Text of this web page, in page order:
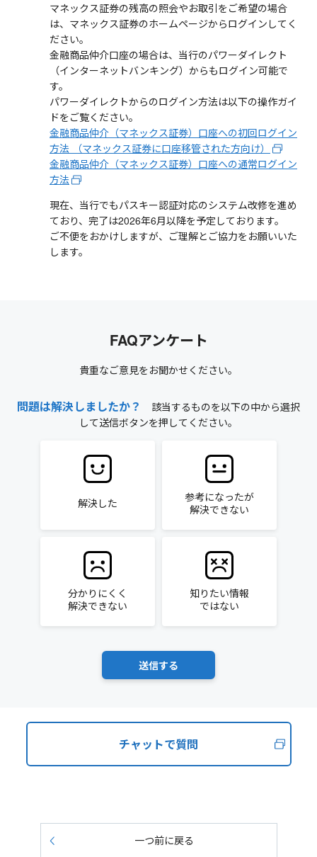
マネックス証券の残高の照会やお取引をご希望の場合
は、マネックス証券のホームページからログインしてく
ださい。
金融商品仲介口座の場合は、当行のパワーダイレクト
（インターネットバンキング）からもログイン可能で
す。
パワーダイレクトからのログイン方法は以下の操作ガイ
ドをご覧ください。
金融商品仲介（マネックス証券）口座への初回ログイン
方法 （マネックス証券に口座移管された方向け）
金融商品仲介（マネックス証券）口座への通常ログイン
方法
現在、当行でもパスキー認証対応のシステム改修を進め
ており、完了は2026年6月以降を予定しております。
ご不便をおかけしますが、ご理解とご協力をお願いいた
します。
FAQアンケート
貴重なご意見をお聞かせください。
問題は解決しましたか？
該当するものを以下の中から選択
して送信ボタンを押してください。
解決した
参考になったが
解決できない
分かりにくく
解決できない
知りたい情報
ではない
チャットで質問
一つ前に戻る